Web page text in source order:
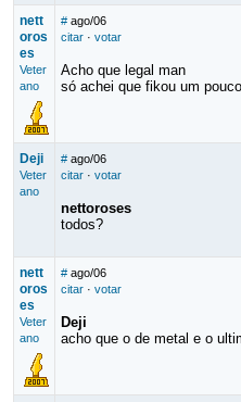
nett
oros
es
Veter
ano
# ago/06
citar· votar
Acho que legal man
só achei que fikou um
Deji
Veter
ano
# ago/06
citar· votar
nettoroses
todos?
nett
oros
es
Veter
ano
# ago/06
citar· votar
Deji
acho que o de metal e o